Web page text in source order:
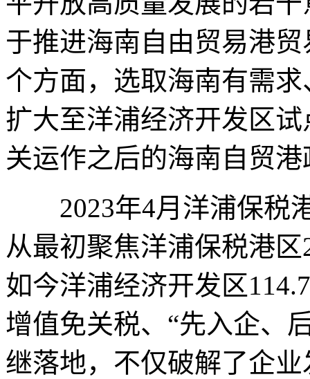
于推进海南自由贸易港
个方面，选取海南有需
扩大至洋浦经济开发区
关运作之后的海南自贸
2023年4月洋浦保税
从最初聚焦洋浦保税港
如今洋浦经济开发区
增值免关税、“先入企、
继落地，不仅破解了企